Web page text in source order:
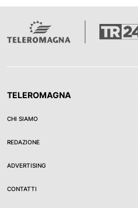
TELEROMAGNA
CHI SIAMO
REDAZIONE
ADVERTISING
CONTATTI